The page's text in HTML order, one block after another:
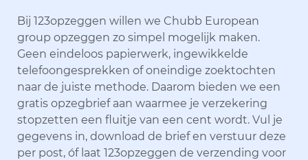
Bij 123opzeggen willen we Chubb European
group opzeggen zo simpel mogelijk maken.
Geen eindeloos papierwerk, ingewikkelde
telefoongesprekken of oneindige zoektochten
naar de juiste methode. Daarom bieden we een
gratis opzegbrief aan waarmee je verzekering
stopzetten een fluitje van een cent wordt. Vul je
gegevens in, download de brief en verstuur deze
per post, óf laat 123opzeggen de verzending voor